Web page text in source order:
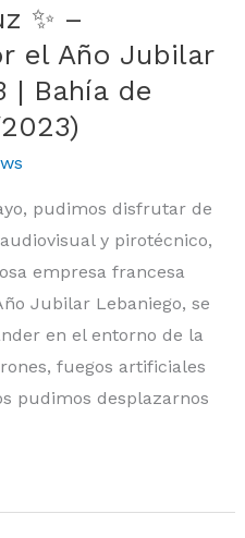
✨ –
el Año Jubilar
| Bahía de
ws
pudimos disfrutar de
y pirotécnico,
empresa francesa
Jubilar Lebaniego, se
en el entorno de la
fuegos artificiales
pudimos desplazarnos